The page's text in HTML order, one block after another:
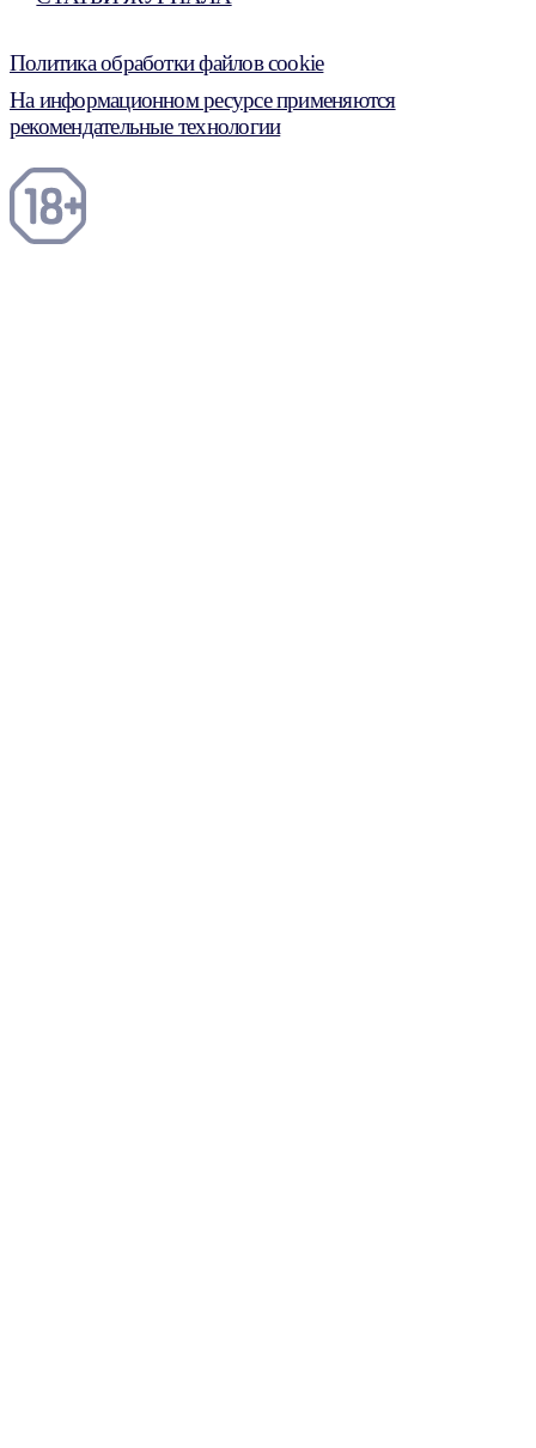
Политика обработки файлов cookie
На информационном ресурсе применяются
рекомендательные технологии